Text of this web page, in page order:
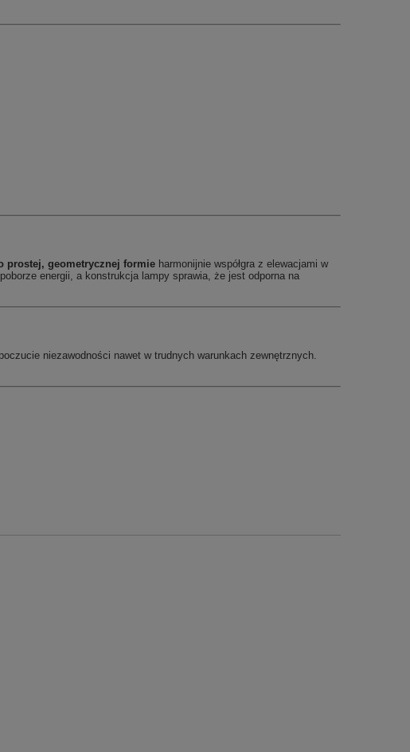
prostej, geometrycznej formie harmonijnie współgra z elewacjami w
energii, a konstrukcja lampy sprawia, że jest odporna na
niezawodności nawet w trudnych warunkach zewnętrznych.